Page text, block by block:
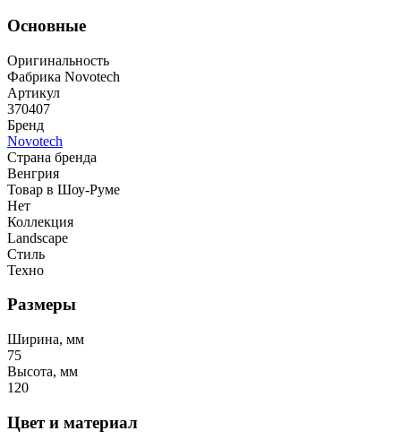
Основные
Оригинальность
Фабрика Novotech
Артикул
370407
Бренд
Novotech
Страна бренда
Венгрия
Товар в Шоу-Руме
Нет
Коллекция
Landscape
Стиль
Техно
Размеры
Ширина, мм
75
Высота, мм
120
Цвет и материал